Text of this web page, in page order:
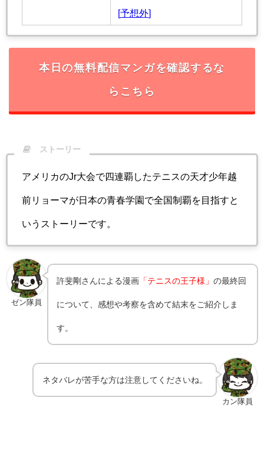
[予想外]
本日の無料配信マンガを確認するな
らこちら
ストーリー
アメリカのJr大会で四連覇したテニスの天才少年越
前リョーマが日本の青春学園で全国制覇を目指すと
いうストーリーです。
ゼン隊員
許斐剛さんによる漫画 「 テニスの王子様 」の最終回
について、感想や考察を含めて結末をご紹介しま
す。
カン隊員
ネタバレが苦手な方は注意してくださいね。